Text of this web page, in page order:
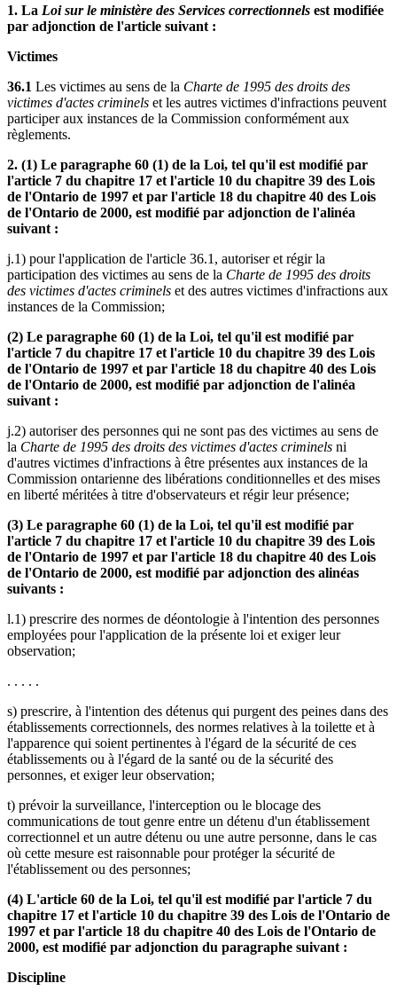
1. La Loi sur le ministère des Services correctionnels est modifiée
par adjonction de l'article suivant :
Victimes
36.1 Les victimes au sens de la Charte de 1995 des droits des
victimes d'actes criminels et les autres victimes d'infractions peuvent
participer aux instances de la Commission conformément aux
règlements.
2. (1) Le paragraphe 60 (1) de la Loi, tel qu'il est modifié par
l'article 7 du chapitre 17 et l'article 10 du chapitre 39 des Lois
de l'Ontario de 1997 et par l'article 18 du chapitre 40 des Lois
de l'Ontario de 2000, est modifié par adjonction de l'alinéa
suivant :
j.1) pour l'application de l'article 36.1, autoriser et régir la
participation des victimes au sens de la Charte de 1995 des droits
des victimes d'actes criminels et des autres victimes d'infractions aux
instances de la Commission;
(2) Le paragraphe 60 (1) de la Loi, tel qu'il est modifié par
l'article 7 du chapitre 17 et l'article 10 du chapitre 39 des Lois
de l'Ontario de 1997 et par l'article 18 du chapitre 40 des Lois
de l'Ontario de 2000, est modifié par adjonction de l'alinéa
suivant :
j.2) autoriser des personnes qui ne sont pas des victimes au sens de
la Charte de 1995 des droits des victimes d'actes criminels ni
d'autres victimes d'infractions à être présentes aux instances de la
Commission ontarienne des libérations conditionnelles et des mises
en liberté méritées à titre d'observateurs et régir leur présence;
(3) Le paragraphe 60 (1) de la Loi, tel qu'il est modifié par
l'article 7 du chapitre 17 et l'article 10 du chapitre 39 des Lois
de l'Ontario de 1997 et par l'article 18 du chapitre 40 des Lois
de l'Ontario de 2000, est modifié par adjonction des alinéas
suivants :
l.1) prescrire des normes de déontologie à l'intention des personnes
employées pour l'application de la présente loi et exiger leur
observation;
. . . . .
s) prescrire, à l'intention des détenus qui purgent des peines dans des
établissements correctionnels, des normes relatives à la toilette et à
l'apparence qui soient pertinentes à l'égard de la sécurité de ces
établissements ou à l'égard de la santé ou de la sécurité des
personnes, et exiger leur observation;
t) prévoir la surveillance, l'interception ou le blocage des
communications de tout genre entre un détenu d'un établissement
correctionnel et un autre détenu ou une autre personne, dans le cas
où cette mesure est raisonnable pour protéger la sécurité de
l'établissement ou des personnes;
(4) L'article 60 de la Loi, tel qu'il est modifié par l'article 7 du
chapitre 17 et l'article 10 du chapitre 39 des Lois de l'Ontario de
1997 et par l'article 18 du chapitre 40 des Lois de l'Ontario de
2000, est modifié par adjonction du paragraphe suivant :
Discipline